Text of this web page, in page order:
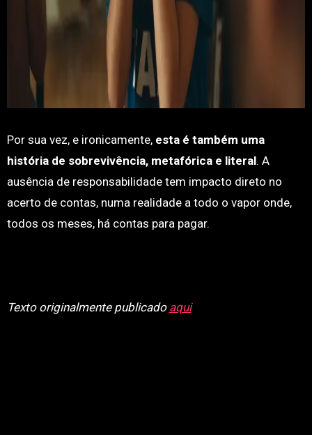
Por sua vez, e ironicamente, esta é também uma
história de sobrevivência, metafórica e literal. A
ausência de responsabilidade tem impacto direto no
acerto de contas, numa realidade a todo o vapor onde,
todos os meses, há contas para pagar.
Texto originalmente publicado aqui